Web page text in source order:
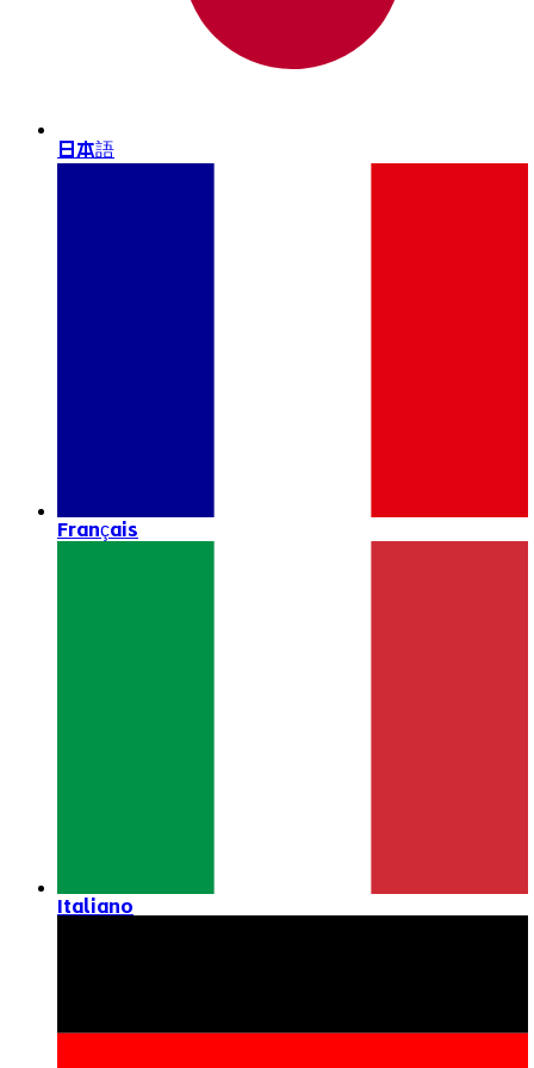
日本語
Français
Italiano